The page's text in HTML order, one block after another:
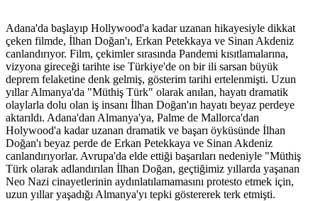
Adana'da başlayıp Hollywood'a kadar uzanan hikayesiyle dikkat
çeken filmde, İlhan Doğan'ı, Erkan Petekkaya ve Sinan Akdeniz
canlandırıyor. Film, çekimler sırasında Pandemi kısıtlamalarına,
vizyona gireceği tarihte ise Türkiye'de on bir ili sarsan büyük
deprem felaketine denk gelmiş, gösterim tarihi ertelenmişti. Uzun
yıllar Almanya'da "Müthiş Türk" olarak anılan, hayatı dramatik
olaylarla dolu olan iş insanı İlhan Doğan'ın hayatı beyaz perdeye
aktarıldı. Adana'dan Almanya'ya, Palme de Mallorca'dan
Holywood'a kadar uzanan dramatik ve başarı öyküsünde İlhan
Doğan'ı beyaz perde de Erkan Petekkaya ve Sinan Akdeniz
canlandırıyorlar. Avrupa'da elde ettiği başarıları nedeniyle "Müthiş
Türk olarak adlandırılan İlhan Doğan, geçtiğimiz yıllarda yaşanan
Neo Nazi cinayetlerinin aydınlatılamamasını protesto etmek için,
uzun yıllar yaşadığı Almanya'yı tepki göstererek terk etmişti.